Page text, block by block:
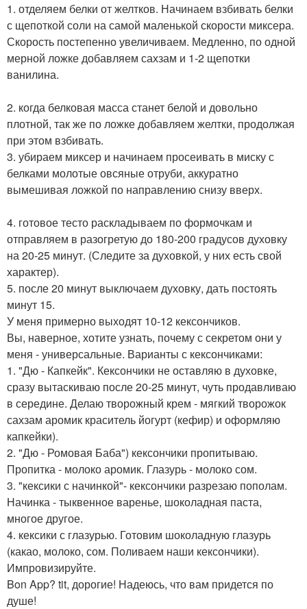
1. отделяем белки от желтков. Начинаем взбивать белки
с щепоткой соли на самой маленькой скорости миксера.
Скорость постепенно увеличиваем. Медленно, по одной
мерной ложке добавляем сахзам и 1-2 щепотки
ванилина.
2. когда белковая масса станет белой и довольно
плотной, так же по ложке добавляем желтки, продолжая
при этом взбивать.
3. убираем миксер и начинаем просеивать в миску с
белками молотые овсяные отруби, аккуратно
вымешивая ложкой по направлению снизу вверх.
4. готовое тесто раскладываем по формочкам и
отправляем в разогретую до 180-200 градусов духовку
на 20-25 минут. (Следите за духовкой, у них есть свой
характер).
5. после 20 минут выключаем духовку, дать постоять
минут 15.
У меня примерно выходят 10-12 кексончиков.
Вы, наверное, хотите узнать, почему с секретом они у
меня - универсальные. Варианты с кексончиками:
1. "Дю - Капкейк". Кексончики не оставляю в духовке,
сразу вытаскиваю после 20-25 минут, чуть продавливаю
в середине. Делаю творожный крем - мягкий творожок
сахзам аромик краситель йогурт (кефир) и оформляю
капкейки).
2. "Дю - Ромовая Баба") кексончики пропитываю.
Пропитка - молоко аромик. Глазурь - молоко сом.
3. "кексики с начинкой"- кексончики разрезаю пополам.
Начинка - тыквенное варенье, шоколадная паста,
многое другое.
4. кексики с глазурью. Готовим шоколадную глазурь
(какао, молоко, сом. Поливаем наши кексончики).
Импровизируйте.
Bon App? tit, дорогие! Надеюсь, что вам придется по
душе!